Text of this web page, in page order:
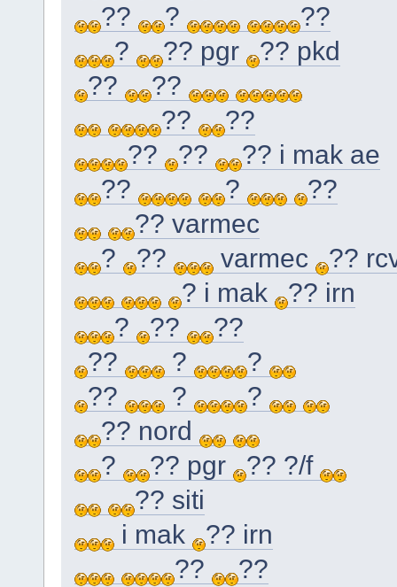
??
?
??
?
?? pgr
?? pkd
??
??
??
??
??
??
?? i mak ae
??
?
??
?? varmec
?
?? varmec
??
? i mak
?? irn
?
??
??
??
?
?
??
?
?
?? nord
?
?? pgr
?? ?/f
?? siti
i mak
?? irn
??
??